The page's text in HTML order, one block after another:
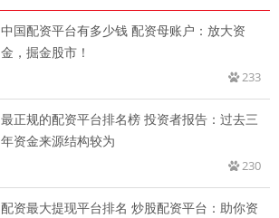
中国配资平台有多少钱 配资母账户：放大资
金，掘金股市！
233
最正规的配资平台排名榜 投资者报告：过去三
年资金来源结构较为
230
配资最大提现平台排名 炒股配资平台：助你资